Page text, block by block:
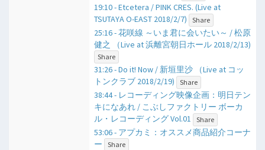
19:10 - Etcetera / PINK CRES. (Live at
TSUTAYA O-EAST 2018/2/7)
Share
25:16 - 花咲線 ～いま君に会いたい～ / 松原
健之 （Live at 浜離宮朝日ホール 2018/2/13)
Share
31:26 - Do it! Now / 新垣里沙 （Live at コッ
トンクラブ 2018/2/19)
Share
38:44 - レコーディング映像企画：明日テン
キになあれ / こぶしファクトリー ボーカ
ル・レコーディング Vol.01
Share
53:06 - アプカミ：オススメ商品紹介コーナ
ー
Share